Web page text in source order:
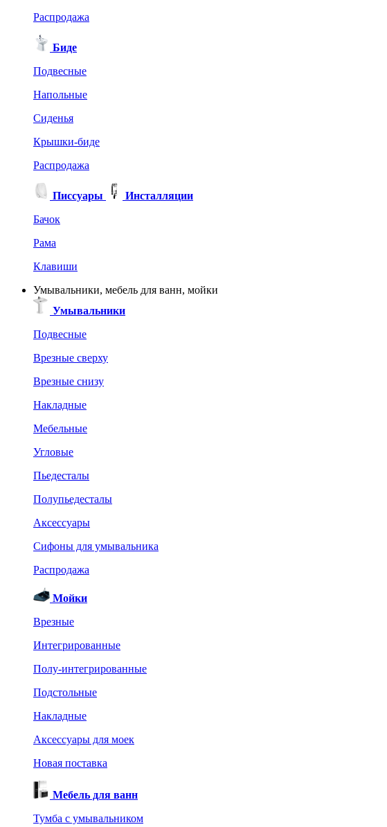
Распродажа
Биде
Подвесные
Напольные
Сиденья
Крышки-биде
Распродажа
Писсуары
Инсталляции
Бачок
Рама
Клавиши
Умывальники, мебель для ванн, мойки
Умывальники
Подвесные
Врезные сверху
Врезные снизу
Накладные
Мебельные
Угловые
Пьедесталы
Полупьедесталы
Аксессуары
Сифоны для умывальника
Распродажа
Мойки
Врезные
Интегрированные
Полу-интегрированные
Подстольные
Накладные
Аксессуары для моек
Новая поставка
Мебель для ванн
Тумба с умывальником